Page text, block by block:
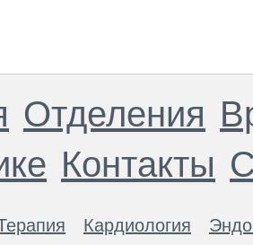
Отделения
Контакты
Кардиология